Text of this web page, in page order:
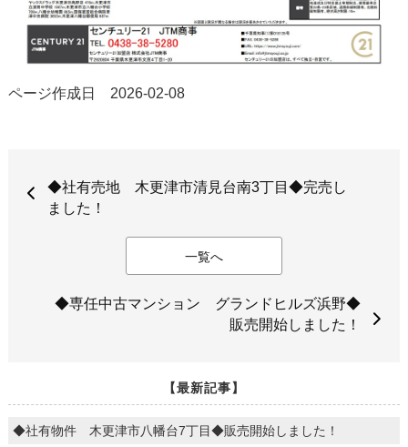
ページ作成日 2026-02-08
◆社有売地 木更津市清見台南3丁目◆完売し
ました！
一覧へ
◆専任中古マンション グランドヒルズ浜野◆
販売開始しました！
【最新記事】
◆社有物件 木更津市八幡台7丁目◆販売開始しました！